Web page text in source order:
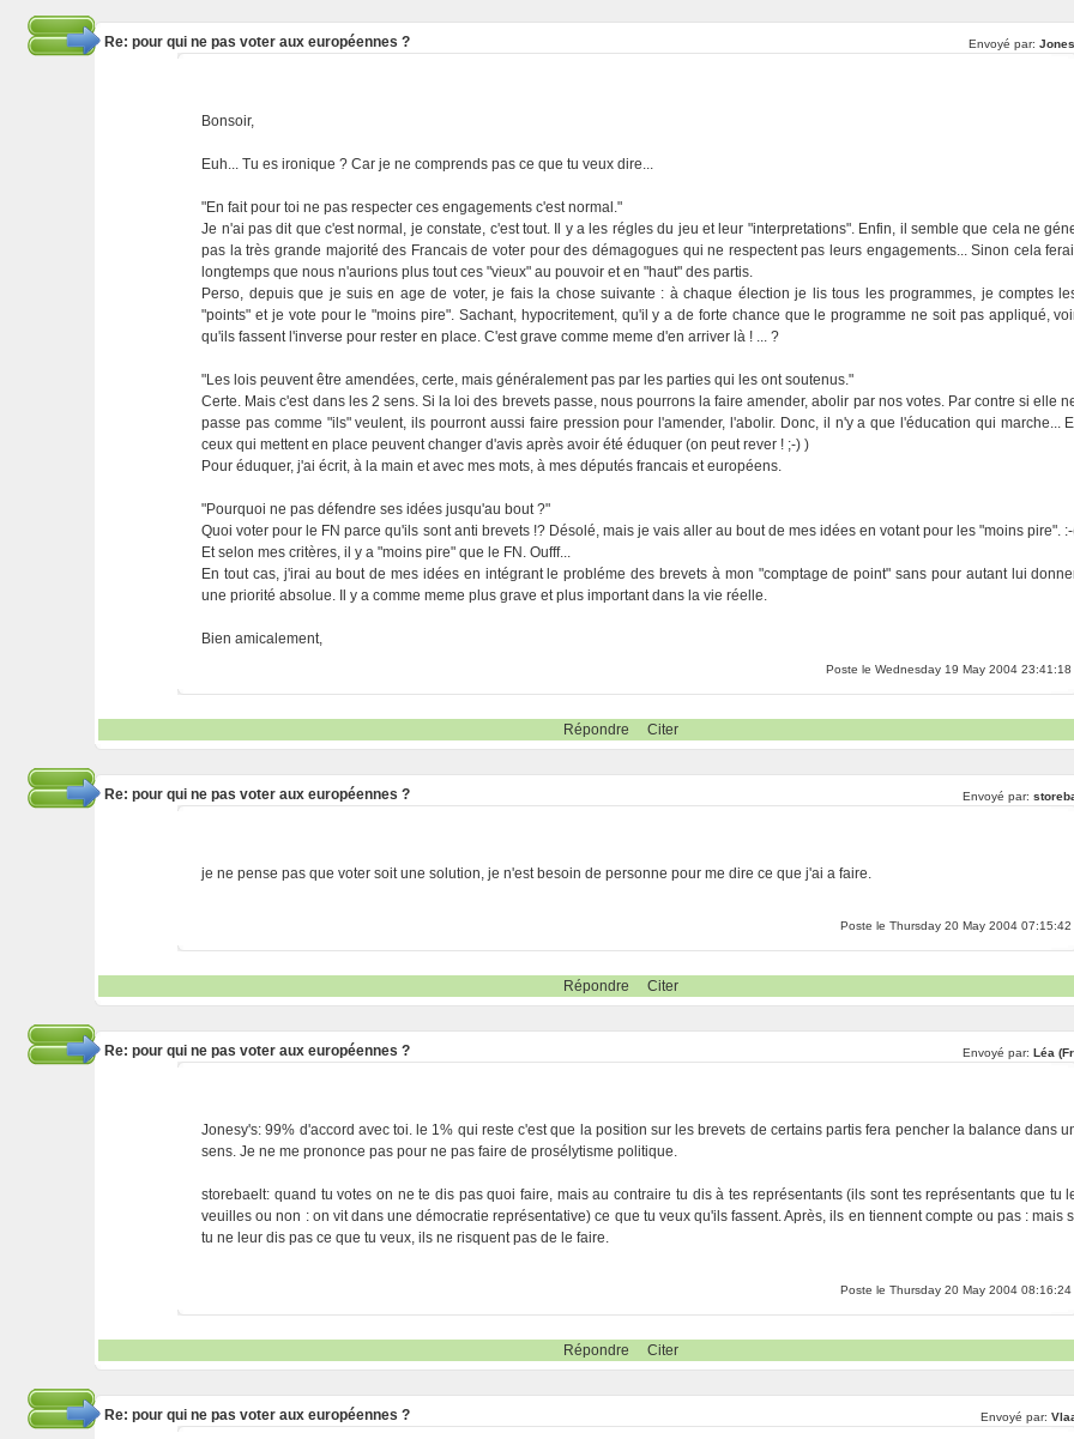
Re: pour qui ne pas voter aux européennes ? Envoyé par:
Bonsoir,
Euh... Tu es ironique ? Car je ne comprends pas ce que tu veux dire...
"En fait pour toi ne pas respecter ces engagements c'est normal."
Je n'ai pas dit que c'est normal, je constate, c'est tout. Il y a les régles du jeu et leur "interpretations". Enfin, il semble que cela ne
pas la très grande majorité des Francais de voter pour des démagogues qui ne respectent pas leurs engagements... Sinon cela
longtemps que nous n'aurions plus tout ces "vieux" au pouvoir et en "haut" des partis.
Perso, depuis que je suis en age de voter, je fais la chose suivante : à chaque élection je lis tous les programmes, je comptes
"points" et je vote pour le "moins pire". Sachant, hypocritement, qu'il y a de forte chance que le programme ne soit pas appliqué,
qu'ils fassent l'inverse pour rester en place. C'est grave comme meme d'en arriver là ! ... ?
"Les lois peuvent être amendées, certe, mais généralement pas par les parties qui les ont soutenus."
Certe. Mais c'est dans les 2 sens. Si la loi des brevets passe, nous pourrons la faire amender, abolir par nos votes. Par contre si elle
passe pas comme "ils" veulent, ils pourront aussi faire pression pour l'amender, l'abolir. Donc, il n'y a que l'éducation qui marche...
ceux qui mettent en place peuvent changer d'avis après avoir été éduquer (on peut rever ! ;-) )
Pour éduquer, j'ai écrit, à la main et avec mes mots, à mes députés francais et européens.
"Pourquoi ne pas défendre ses idées jusqu'au bout ?"
Quoi voter pour le FN parce qu'ils sont anti brevets !? Désolé, mais je vais aller au bout de mes idées en votant pour les "moins pire".
Et selon mes critères, il y a "moins pire" que le FN. Oufff...
En tout cas, j'irai au bout de mes idées en intégrant le probléme des brevets à mon "comptage de point" sans pour autant lui
une priorité absolue. Il y a comme meme plus grave et plus important dans la vie réelle.
Bien amicalement,
Poste le Wednesday 19 May 2004 23:41:18
Répondre Citer
Re: pour qui ne pas voter aux européennes ? Envoyé par:
je ne pense pas que voter soit une solution, je n'est besoin de personne pour me dire ce que j'ai a faire.
Poste le Thursday 20 May 2004 07:15:42
Répondre Citer
Re: pour qui ne pas voter aux européennes ? Envoyé par: Léa
Jonesy's: 99% d'accord avec toi. le 1% qui reste c'est que la position sur les brevets de certains partis fera pencher la balance dans
sens. Je ne me prononce pas pour ne pas faire de prosélytisme politique.
storebaelt: quand tu votes on ne te dis pas quoi faire, mais au contraire tu dis à tes représentants (ils sont tes représentants que tu
veuilles ou non : on vit dans une démocratie représentative) ce que tu veux qu'ils fassent. Après, ils en tiennent compte ou pas : mais
tu ne leur dis pas ce que tu veux, ils ne risquent pas de le faire.
Poste le Thursday 20 May 2004 08:16:24
Répondre Citer
Re: pour qui ne pas voter aux européennes ? Envoyé par: